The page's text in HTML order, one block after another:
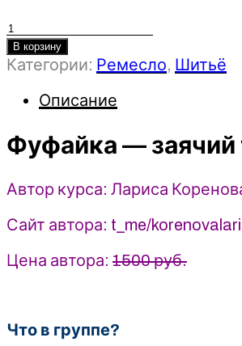
Количество
товара
Фуфайка
заячий
-
Лариса
Коренова
(2025)
В корзину
Категории: Ремесло, Шитьё
Описание
Фуфайка — заячий
Автор курса: Лариса
Сайт автора: t_me/
Цена автора: 1500 руб.
Что в группе?